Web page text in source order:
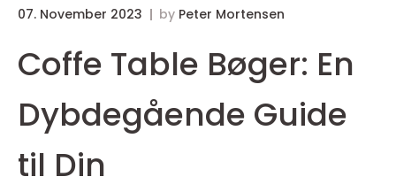
07. November 2023 by Peter Mortensen
Coffe Table Bøger: En
Dybdegående Guide
til Din